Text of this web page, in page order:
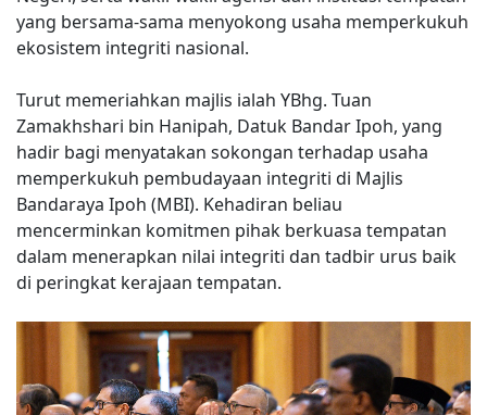
yang bersama-sama menyokong usaha memperkukuh
ekosistem integriti nasional.
Turut memeriahkan majlis ialah YBhg. Tuan
Zamakhshari bin Hanipah, Datuk Bandar Ipoh, yang
hadir bagi menyatakan sokongan terhadap usaha
memperkukuh pembudayaan integriti di Majlis
Bandaraya Ipoh (MBI). Kehadiran beliau
mencerminkan komitmen pihak berkuasa tempatan
dalam menerapkan nilai integriti dan tadbir urus baik
di peringkat kerajaan tempatan.